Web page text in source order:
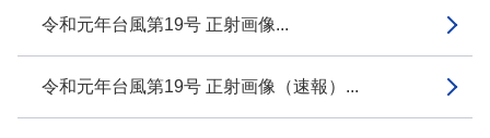
令和元年台風第19号 正射画像...
令和元年台風第19号 正射画像（速報）...